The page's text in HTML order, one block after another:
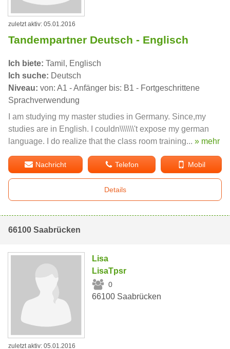
zuletzt aktiv: 05.01.2016
Tandempartner Deutsch - Englisch
Ich biete: Tamil, Englisch
Ich suche: Deutsch
Niveau: von: A1 - Anfänger bis: B1 - Fortgeschrittene
Sprachverwendung
I am studying my master studies in Germany. Since,my
studies are in English. I couldn\\\\\\\'t expose my german
language. I do realize that the class room training... » mehr
Nachricht Telefon Mobil
Details
66100 Saabrücken
Lisa
LisaTpsr
0
66100 Saabrücken
zuletzt aktiv: 05.01.2016